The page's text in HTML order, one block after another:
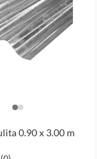
0.90 x 3.00 m